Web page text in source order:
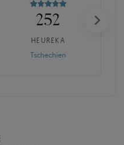
252
HEUREKA
Tschechien